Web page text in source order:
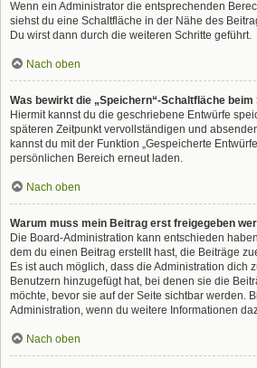
Wenn ein Administrator die entsprechenden
siehst du eine Schaltfläche in der Nähe des
Du wirst dann durch die weiteren Schritte geführt.
Nach oben
Was bewirkt die „Speichern“-Schaltfläche
Hiermit kannst du die geschriebene Entwürfe
späteren Zeitpunkt vervollständigen und
kannst du mit der Funktion „Gespeicherte
persönlichen Bereich erneut laden.
Nach oben
Warum muss mein Beitrag erst freigegeben
Die Board-Administration kann entschieden
dem du einen Beitrag erstellt hast, die Beiträge
Es ist auch möglich, dass die Administration dich
Benutzern hinzugefügt hat, bei denen sie die
möchte, bevor sie auf der Seite sichtbar werden.
Administration, wenn du weitere Informationen
Nach oben